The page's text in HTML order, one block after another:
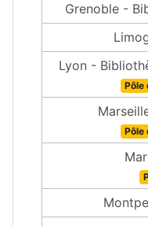
Grenoble -
Lyon -
Pôle
Pôle